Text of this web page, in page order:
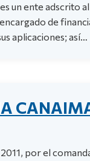
un ente adscrito al
de
aplicaciones; así…
por el